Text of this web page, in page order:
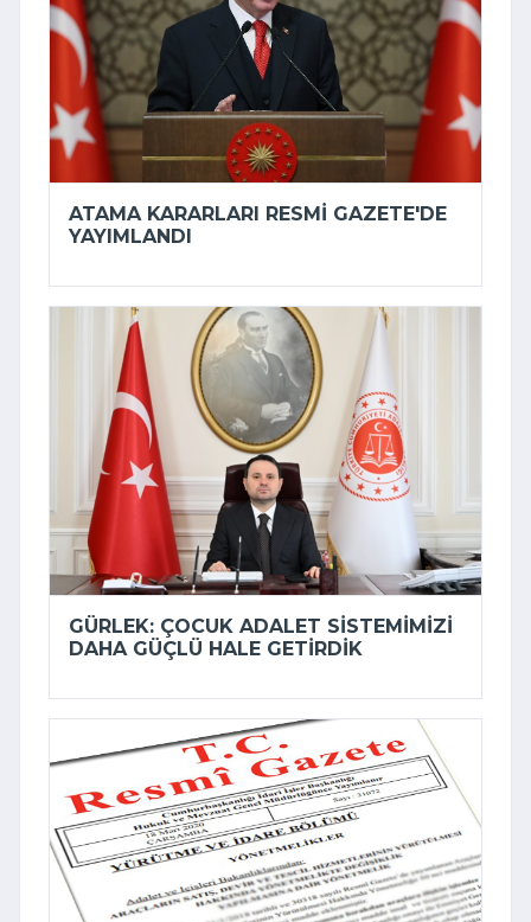
ATAMA KARARLARI RESMI GAZETE'DE
YAYIMLANDI
GÜRLEK: ÇOCUK ADALET SISTEMIMIZI
DAHA GÜÇLÜ HALE GETIRDIK